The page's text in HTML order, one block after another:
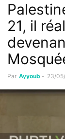
21, il
Par Ayyoub - 23/